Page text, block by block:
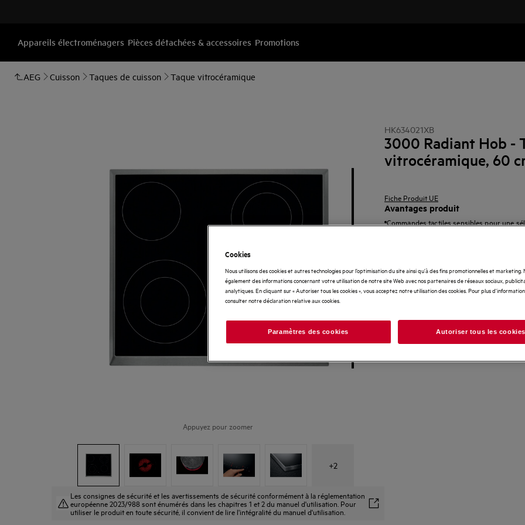
Appareils électroménagers Pièces détachées & accessoires Promotions
AEG Cuisson Taques de cuisson Taque vitrocéramique
Appuyez pour zoomer
+2
Les consignes de sécurité et les avertissements de sécurité conformément à la réglementation
européenne 2023/988 sont énumérés dans les chapitres 1 et 2 du manuel d'utilisation. Pour
utiliser le produit en toute sécurité, il convient de lire l'intégralité du manuel d'utilisation.
HK634021XB
3000 Radiant Hob -
vitrocéramique, 60
Fiche Produit UE
Avantages produit
Commandes tactiles sensibles pour une
Fonction automatique de chauffage pour
Cookies
Nous utilisons des cookies et autres technologies pour l’optimisation du site ainsi qu’à des fins promotionnelles et
également des informations concernant votre utilisation de notre site Web avec nos partenaires de réseaux sociaux,
analytiques. En cliquant sur « Autoriser tous les cookies », vous acceptez notre utilisation des cookies. Pour plus
consulter notre déclaration relative aux cookies.
Paramètres des cookies Autoriser tous les cookies